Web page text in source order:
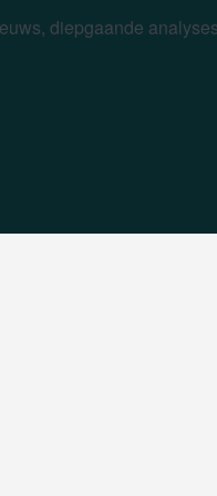
diepgaande